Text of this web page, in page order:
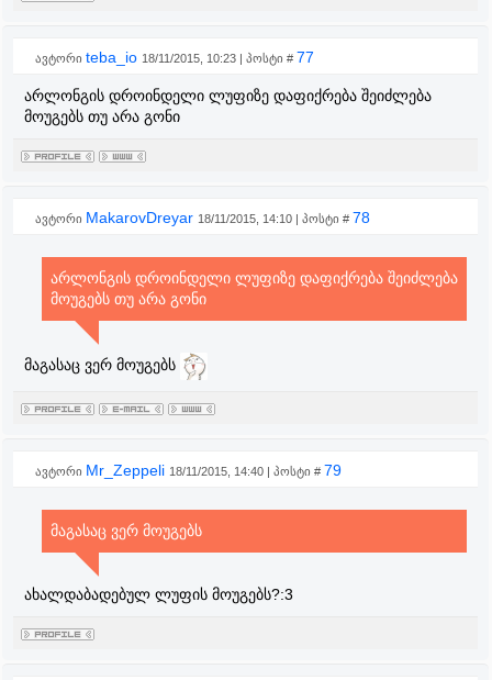
ავტორი teba_io 18/11/2015, 10:23 | პოსტი # 77
არლონგის დროინდელი ლუფიზე დაფიქრება შეიძლება
მოუგებს თუ არა გონი
ავტორი MakarovDreyar 18/11/2015, 14:10 | პოსტი # 78
არლონგის დროინდელი ლუფიზე დაფიქრება შეიძლება
მოუგებს თუ არა გონი
მაგასაც ვერ მოუგებს
ავტორი Mr_Zeppeli 18/11/2015, 14:40 | პოსტი # 79
მაგასაც ვერ მოუგებს
ახალდაბადებულ ლუფის მოუგებს?:3